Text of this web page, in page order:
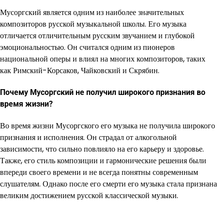
Мусоргский является одним из наиболее значительных
композиторов русской музыкальной школы. Его музыка
отличается отличительным русским звучанием и глубокой
эмоциональностью. Он считался одним из пионеров
национальной оперы и влиял на многих композиторов, таких
как Римский-Корсаков, Чайковский и Скрябин.
Почему Мусоргский не получил широкого признания во
время жизни?
Во время жизни Мусоргского его музыка не получила широкого
признания и исполнения. Он страдал от алкогольной
зависимости, что сильно повлияло на его карьеру и здоровье.
Также, его стиль композиции и гармонические решения были
впереди своего времени и не всегда понятны современным
слушателям. Однако после его смерти его музыка стала признана
великим достижением русской классической музыки.